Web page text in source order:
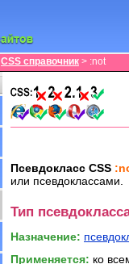
CSS справочник > :not
Псевдокласс CSS
или псевдоклассами.
Тип
Назначение:
Применяется: ко